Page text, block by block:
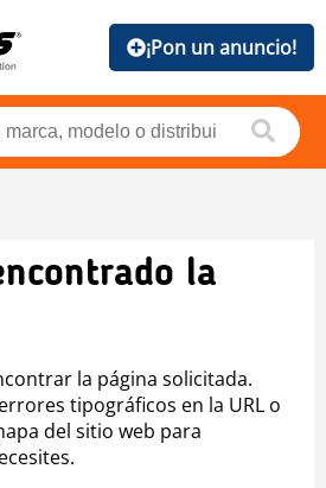
¡Pon un anuncio!
la
la página solicitada.
tipográficos en la URL o
del sitio web para